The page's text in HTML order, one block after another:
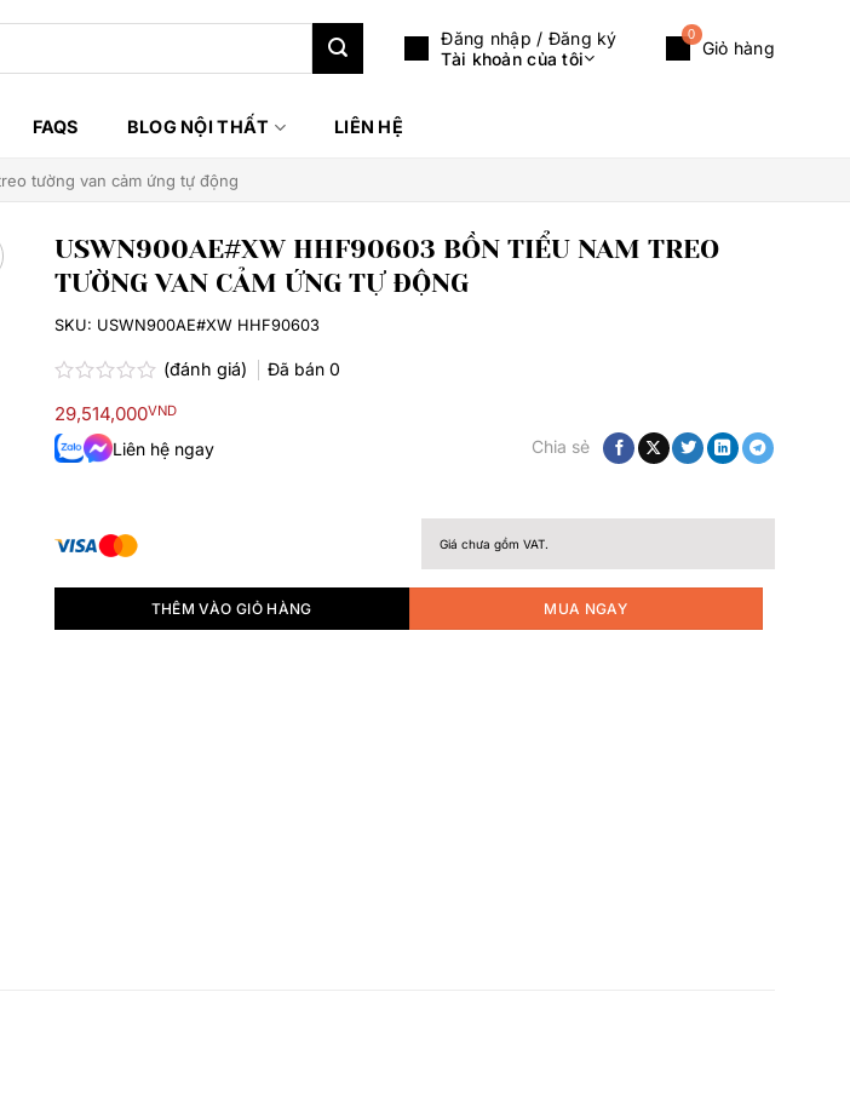
Đăng nhập / Đăng ký
Tài khoản của tôi
Giỏ hàng
0
FAQS BLOG NỘI THẤT LIÊN HỆ
tường van cảm ứng tự động
USWN900AE#XW HHF90603 BỒN TIỂU NAM TREO
TƯỜNG VAN CẢM ỨNG TỰ ĐỘNG
xếp
hạng
0.0
(đánh giá) Đã bán 0
29,514,000VND
Liên hệ ngay Chia sẻ
Giá chưa gồm VAT.
THÊM VÀO GIỎ HÀNG MUA NGAY
SKU: USWN900AE#XW HHF90603